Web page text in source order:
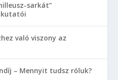
sarkát”
kutatói
való viszony az
– Mennyit tudsz róluk?